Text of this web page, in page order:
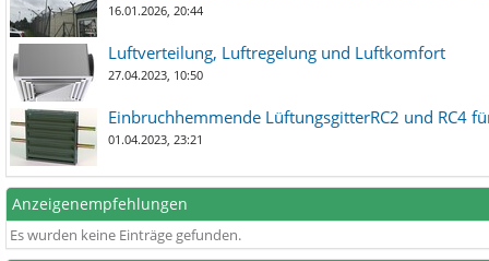
16.01.2026, 20:44
Luftverteilung, Luftregelung und Luftkomfort
27.04.2023, 10:50
Einbruchhemmende LüftungsgitterRC2 und RC4
01.04.2023, 23:21
Anzeigenempfehlungen
Es wurden keine Einträge gefunden.